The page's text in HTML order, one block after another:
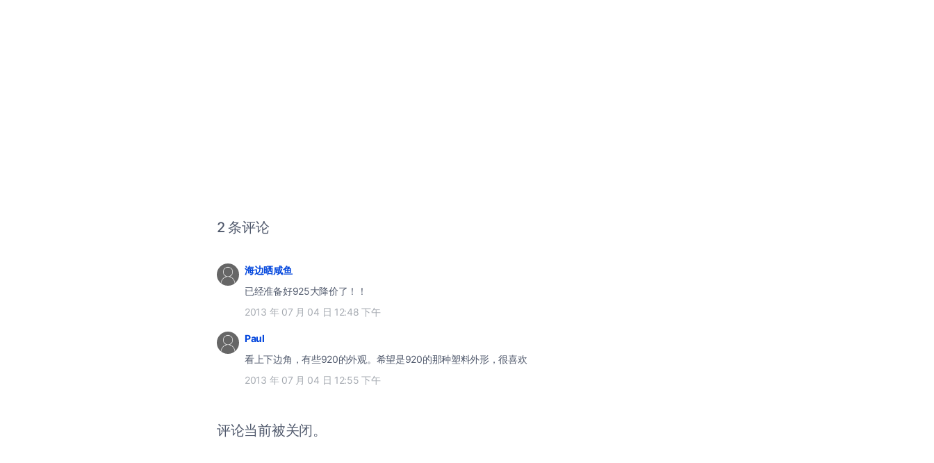
2 条评论
海边晒咸鱼
已经准备好925大降价了！！
2013 年 07 月 04 日 12:48 下午
Paul
看上下边角，有些920的外观。希望是920的那种塑料外形，很喜欢
2013 年 07 月 04 日 12:55 下午
评论当前被关闭。